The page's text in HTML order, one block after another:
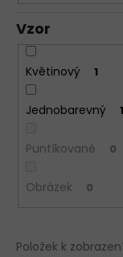
Vzor
Květinový 1
Jednobarevný
Puntíkované 0
Obrázek 0
Položek k